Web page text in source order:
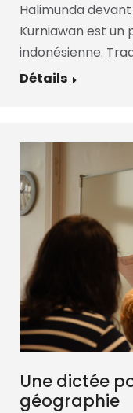
Halimunda
Kurniawan est un
indonésienne.
Détails
Une dictée
géographie